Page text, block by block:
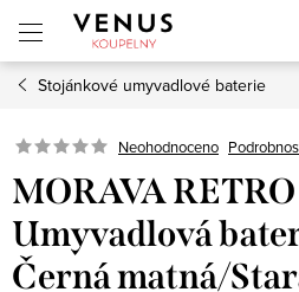
obsah
Stojánkové umyvadlové baterie
Neohodnoceno
MORAVA
Umyvadlová
Černá matná/